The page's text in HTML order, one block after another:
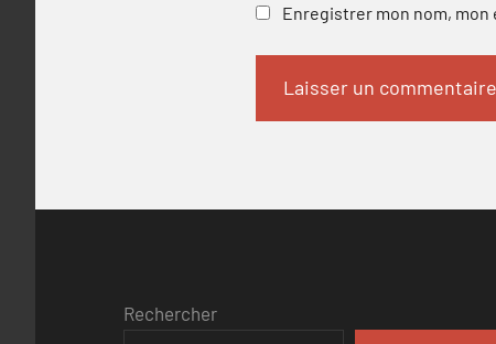
Enregistrer mon nom, mon
Rechercher